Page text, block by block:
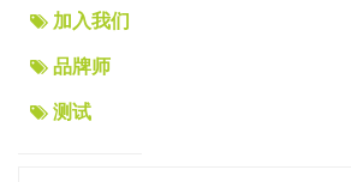
加入我们
品牌师
测试